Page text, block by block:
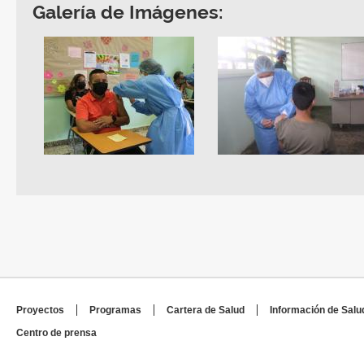
Galería de Imágenes:
Proyectos Programas Cartera de Salud
Información de
Centro de prensa